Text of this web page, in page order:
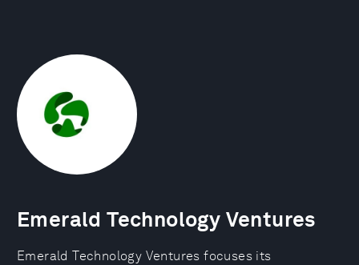
Emerald Technology Ventures
Emerald Technology Ventures focuses its